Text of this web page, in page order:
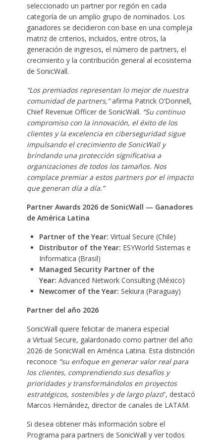
seleccionado un partner por región en cada
categoría de un amplio grupo de nominados. Los
ganadores se decidieron con base en una compleja
matriz de criterios, incluidos, entre otros, la
generación de ingresos, el número de partners, el
crecimiento y la contribución general al ecosistema
de SonicWall.
“Los premiados representan lo mejor de nuestra
comunidad de partners,”afirma Patrick O’Donnell,
Chief Revenue Officer de SonicWall. “Su continuo
compromiso con la innovación, el éxito de los
clientes y la excelencia en ciberseguridad sigue
impulsando el crecimiento de SonicWall y
brindando una protección significativa a
organizaciones de todos los tamaños. Nos
complace premiar a estos partners por el impacto
que generan día a día.”
Partner Awards 2026 de SonicWall — Ganadores
de América Latina
Partner of the Year: Virtual Secure (Chile)
Distributor of the Year: ESYWorld Sistemas e
Informatica (Brasil)
Managed Security Partner of the
Year: Advanced Network Consulting (México)
Newcomer of the Year: Sekiura (Paraguay)
Partner del año 2026
SonicWall quiere felicitar de manera especial
a Virtual Secure, galardonado como partner del año
2026 de SonicWall en América Latina. Esta distinción
reconoce “su enfoque en generar valor real para
los clientes, comprendiendo sus desafíos y
prioridades y transformándolos en proyectos
estratégicos, sostenibles y de largo plazo”, destacó
Marcos Hernández, director de canales de LATAM.
Si desea obtener más información sobre el
Programa para partners de SonicWall y ver todos